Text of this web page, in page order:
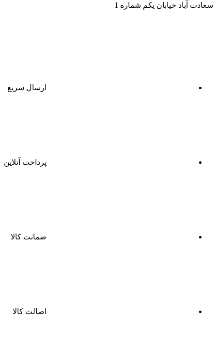
سعادت آباد خیابان یکم شماره 1
ارسال سریع
پرداخت آنلاین
ضمانت کالا
اصالت کالا